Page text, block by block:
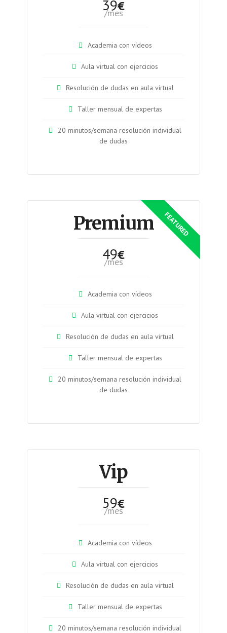
39€
/mes
Academia con vídeos
Aula virtual con ejercicios
Resolución de dudas en aula virtual
Taller mensual de expertas
20 minutos/semana resolución individual
de dudas
Premium
49€
/mes
Academia con vídeos
Aula virtual con ejercicios
Resolución de dudas en aula virtual
Taller mensual de expertas
20 minutos/semana resolución individual
de dudas
Vip
59€
/mes
Academia con vídeos
Aula virtual con ejercicios
Resolución de dudas en aula virtual
Taller mensual de expertas
20 minutos/semana resolución individual